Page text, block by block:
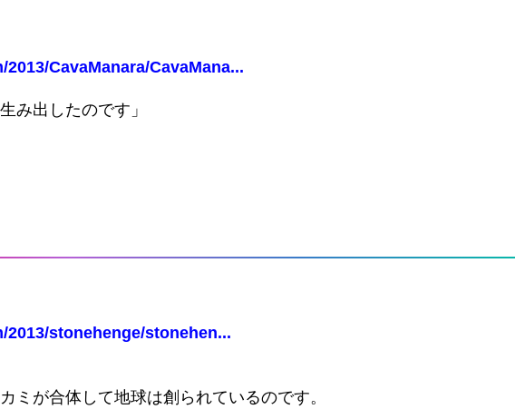
CavaManara/CavaMana...
み出したのです」
stonehenge/stonehen...
ミが合体して地球は創られているのです。